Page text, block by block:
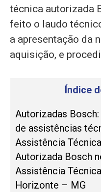
técnica autorizada
feito o laudo
a apresentação da
aquisição, e
Índice
Autorizadas
de assistências
Assistência
Autorizada Bosch
Assistência
Horizonte – MG